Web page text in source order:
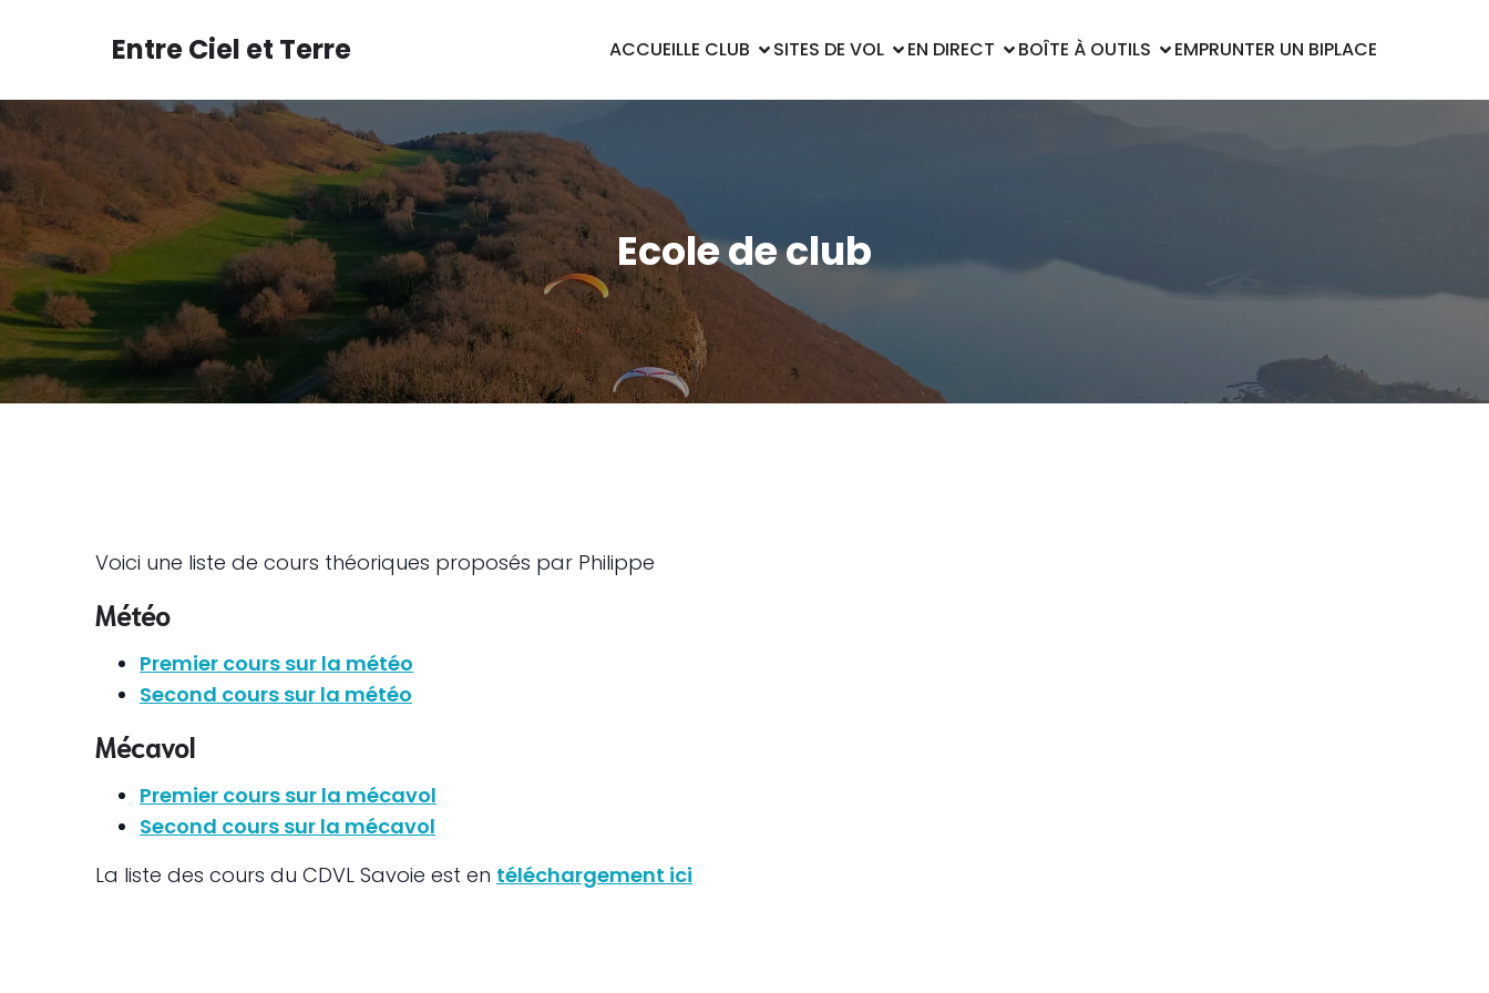
Entre Ciel et Terre ACCUEILLE CLUB SITES DE VOL EN DIRECT BOÎTE À OUTILS EMPRUNTER UN BIPLACE
Ecole de club
Voici une liste de cours théoriques proposés par Philippe
Météo
Premier cours sur la météo
Second cours sur la météo
Mécavol
Premier cours sur la mécavol
Second cours sur la mécavol
La liste des cours du CDVL Savoie est en téléchargement ici